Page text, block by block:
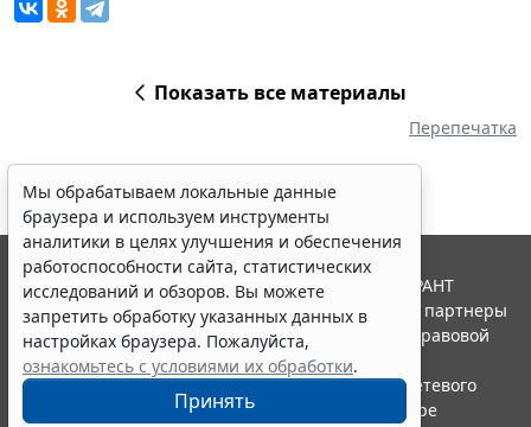
Показать все материалы
Перепечатка
Мы обрабатываем локальные данные
браузера и используем инструменты
аналитики в целях улучшения и обеспечения
работоспособности сайта, статистических
исследований и обзоров. Вы можете
запретить обработку указанных данных в
настройках браузера. Пожалуйста,
ознакомьтесь с условиями их обработки.
Принять
© ООО "НПП "ГАРАНТ-СЕРВИС", 2026. Система ГАРАНТ
выпускается с 1990 года. Компания "Гарант" и ее партнеры
являются участниками Российской ассоциации правовой
информации ГАРАНТ.
Портал ГАРАНТ.РУ зарегистрирован в качестве сетевого
издания Федеральной службой по надзору в сфере